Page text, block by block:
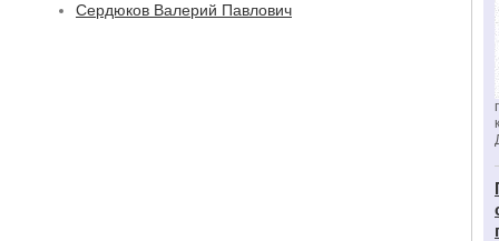
Сердюков Валерий Павлович